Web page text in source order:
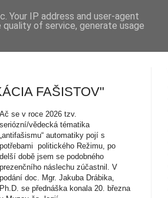
FAŠISTOV"
Ač se v roce 2026 tzv.
seriózní/vědecká tématika
„antifašismu“ automatiky pojí s
potřebami politického Režimu, po
delší době jsem se podobného
prezenčního náslechu zúčastnil. V
podání doc. Mgr. Jakuba Drábika,
Ph.D. se přednáška konala 20. března
Your IP address and user-agent
of service, generate usage